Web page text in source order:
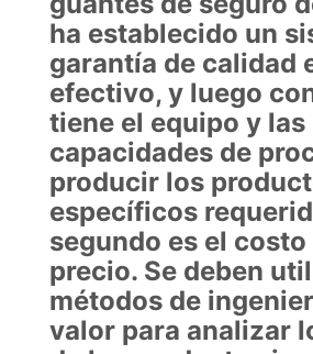
ha establecido un
garantía de calidad
efectivo, y luego
tiene el equipo y las
capacidades de
producir los
específicos
segundo es el costo
precio. Se deben
métodos de
valor para analizar